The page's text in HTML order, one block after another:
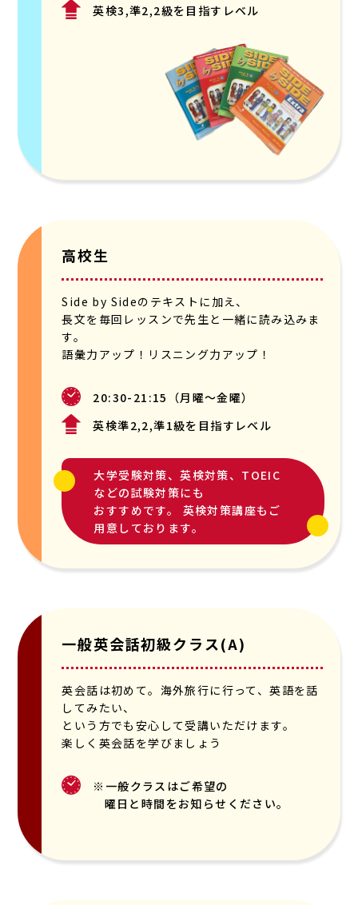
英検3,準2,2級を目指すレベル
高校生
Side by Sideのテキストに加え、
長文を毎回レッスンで先生と一緒に読み込みま
す。
語彙力アップ！リスニング力アップ！
20:30-21:15（月曜〜金曜）
英検準2,2,準1級を目指すレベル
大学受験対策、英検対策、TOEIC
などの試験対策にも
おすすめです。 英検対策講座もご
用意しております。
一般英会話初級クラス(A)
英会話は初めて。海外旅行に行って、英語を話
してみたい、
という方でも安心して受講いただけます。
楽しく英会話を学びましょう
※一般クラスはご希望の
曜日と時間をお知らせください。